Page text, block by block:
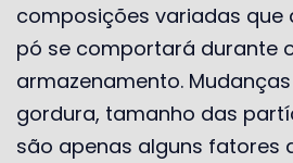
composições variadas
pó se comportará durante
armazenamento.
gordura, tamanho das
são apenas alguns fatores